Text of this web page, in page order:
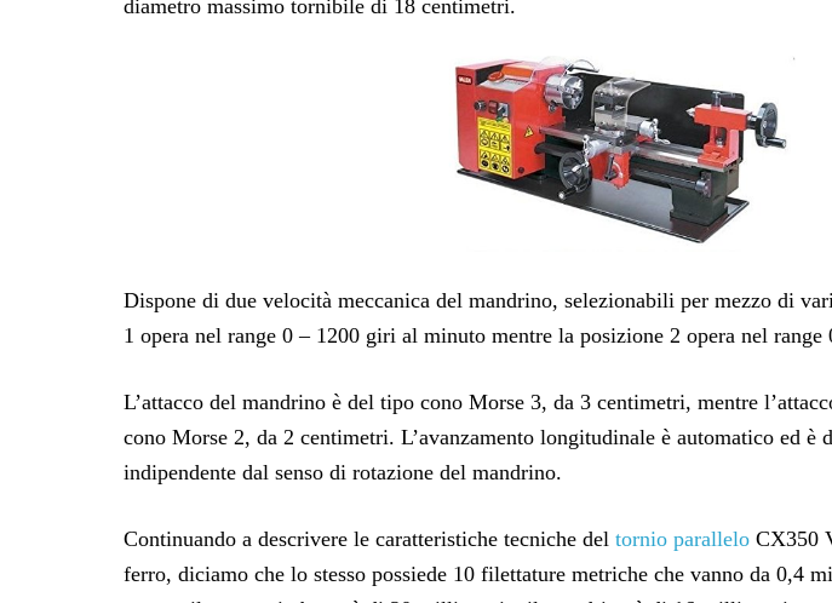
diametro massimo tornibile di 18 centimetri.
Dispone di due velocità meccanica del mandrino, selezionabili per mezzo di
1 opera nel range 0 – 1200 giri al minuto mentre la posizione 2 opera nel
L’attacco del mandrino è del tipo cono Morse 3, da 3 centimetri, mentre
cono Morse 2, da 2 centimetri. L’avanzamento longitudinale è automatico ed
indipendente dal senso di rotazione del mandrino.
Continuando a descrivere le caratteristiche tecniche del tornio parallelo CX350
ferro, diciamo che lo stesso possiede 10 filettature metriche che vanno da 0,4